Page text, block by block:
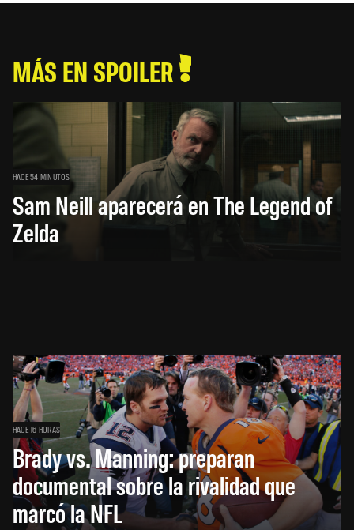
MÁS EN SPOILER
HACE 54 MINUTOS
Sam Neill aparecerá en The Legend of
Zelda
HACE 16 HORAS
Brady vs. Manning: preparan
documental sobre la rivalidad que
marcó la NFL